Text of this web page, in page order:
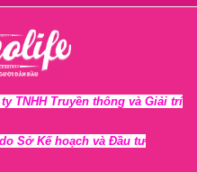
TNHH Truyền thông và Giải trí
Sở Kế hoạch và Đầu tư